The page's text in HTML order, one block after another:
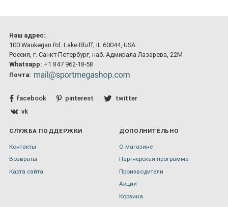
Наш адрес:
100 Waukegan Rd. Lake Bluff, IL 60044, USA.
Россия, г. Санкт-Петербург, наб. Адмирала Лазарева, 22М
Whatsapp: +1 847 962-18-58
Почта:
facebook pinterest
twitter
vk
СЛУЖБА ПОДДЕРЖКИ
Контакты
Возвраты
Карта сайта
ДОПОЛНИТЕЛЬНО
О магазине
Партнерская программа
Производители
Акции
Корзина